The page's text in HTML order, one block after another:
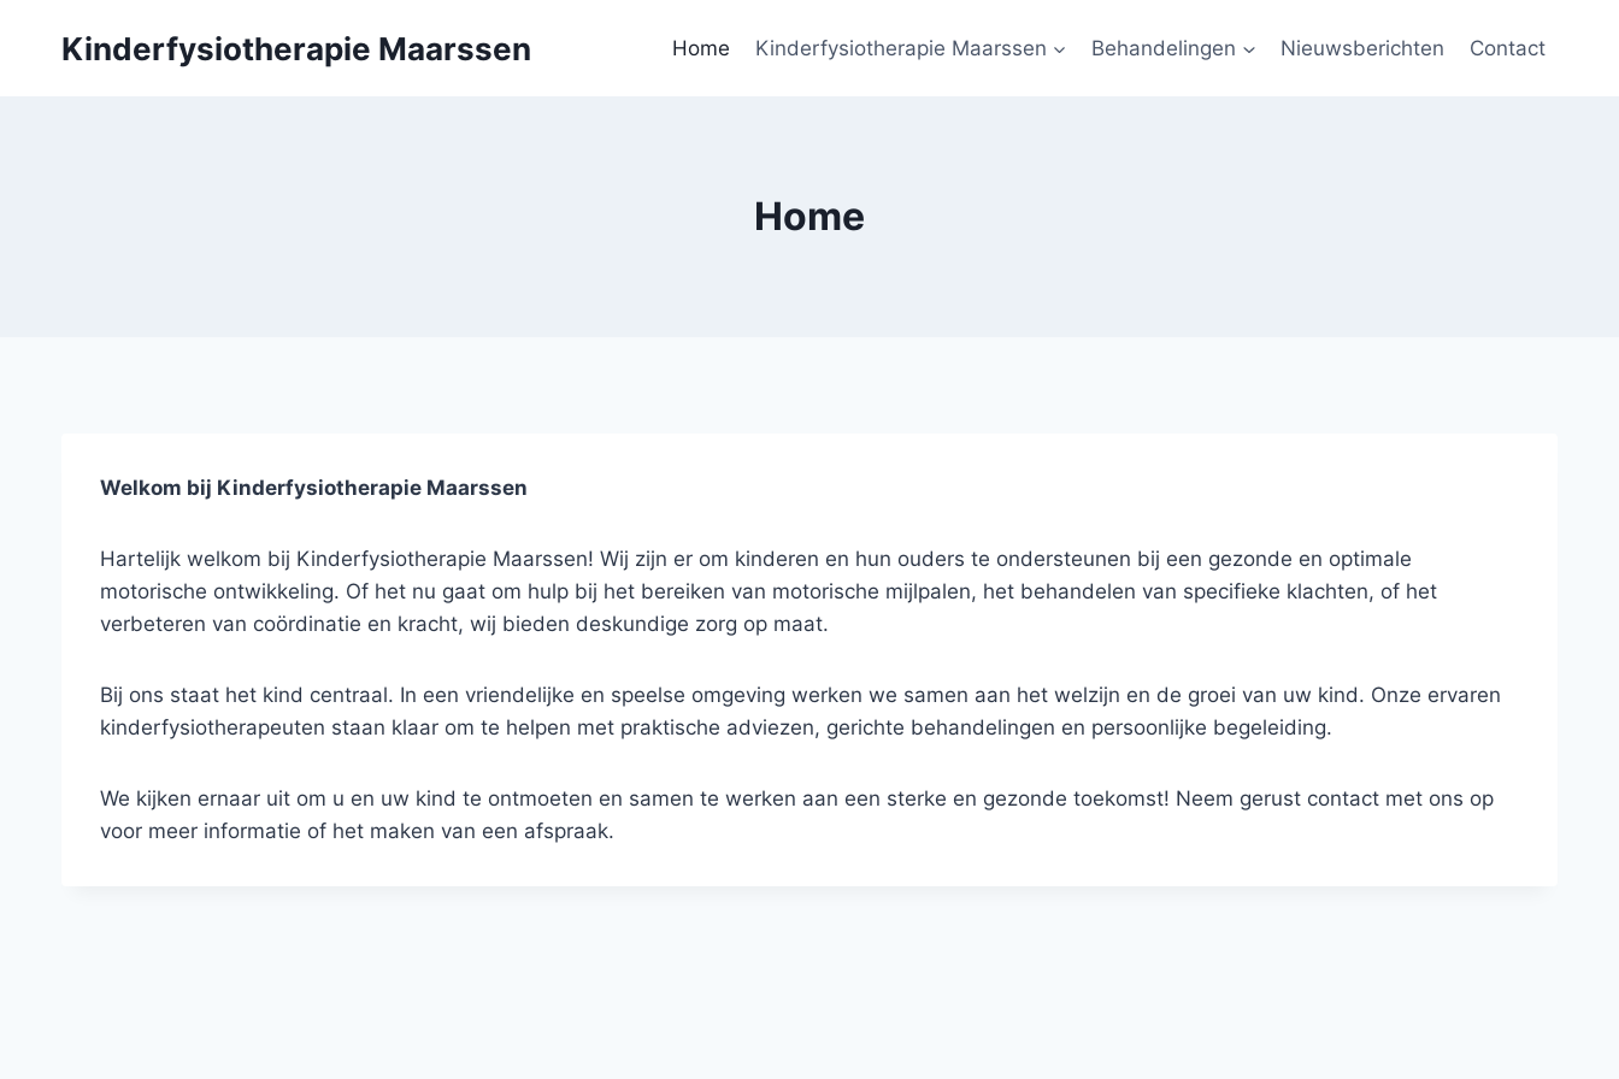
Kinderfysiotherapie Maarssen Home Kinderfysiotherapie Maarssen Behandelingen Nieuwsberichten Contact
Home
Welkom bij Kinderfysiotherapie Maarssen
Hartelijk welkom bij Kinderfysiotherapie Maarssen! Wij zijn er om kinderen en hun ouders te ondersteunen bij een gezonde en optimale
motorische ontwikkeling. Of het nu gaat om hulp bij het bereiken van motorische mijlpalen, het behandelen van specifieke klachten, of het
verbeteren van coördinatie en kracht, wij bieden deskundige zorg op maat.
Bij ons staat het kind centraal. In een vriendelijke en speelse omgeving werken we samen aan het welzijn en de groei van uw kind. Onze ervaren
kinderfysiotherapeuten staan klaar om te helpen met praktische adviezen, gerichte behandelingen en persoonlijke begeleiding.
We kijken ernaar uit om u en uw kind te ontmoeten en samen te werken aan een sterke en gezonde toekomst! Neem gerust contact met ons op
voor meer informatie of het maken van een afspraak.